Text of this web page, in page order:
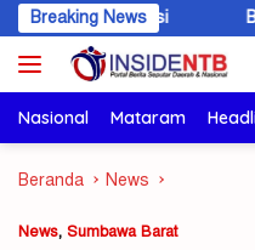
Langsung
ke
konten
Breaking NewsBandar Ganja
Nasional Mataram
Beranda News
News, Sumbawa Barat